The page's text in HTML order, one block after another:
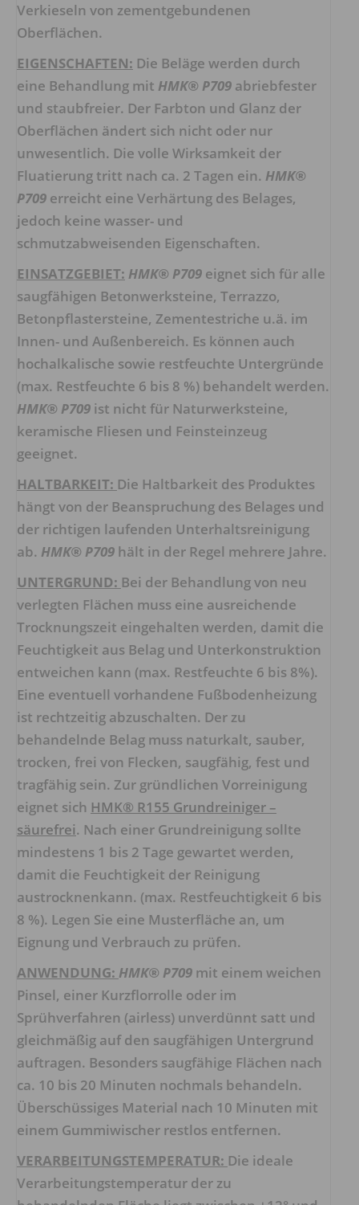
Verkieseln von zementgebundenen
Oberflächen.
EIGENSCHAFTEN: Die Beläge werden durch
eine Behandlung mit HMK® P709 abriebfester
und staubfreier. Der Farbton und Glanz der
Oberflächen ändert sich nicht oder nur
unwesentlich. Die volle Wirksamkeit der
Fluatierung tritt nach ca. 2 Tagen ein. HMK®
P709 erreicht eine Verhärtung des Belages,
jedoch keine wasser- und
schmutzabweisenden Eigenschaften.
EINSATZGEBIET: HMK® P709 eignet sich für alle
saugfähigen Betonwerksteine, Terrazzo,
Betonpflastersteine, Zementestriche u.ä. im
Innen- und Außenbereich. Es können auch
hochalkalische sowie restfeuchte Untergründe
(max. Restfeuchte 6 bis 8 %) behandelt werden.
HMK® P709 ist nicht für Naturwerksteine,
keramische Fliesen und Feinsteinzeug
geeignet.
HALTBARKEIT: Die Haltbarkeit des Produktes
hängt von der Beanspruchung des Belages und
der richtigen laufenden Unterhaltsreinigung
ab. HMK® P709 hält in der Regel mehrere Jahre.
UNTERGRUND: Bei der Behandlung von neu
verlegten Flächen muss eine ausreichende
Trocknungszeit eingehalten werden, damit die
Feuchtigkeit aus Belag und Unterkonstruktion
entweichen kann (max. Restfeuchte 6 bis 8%).
Eine eventuell vorhandene Fußbodenheizung
ist rechtzeitig abzuschalten. Der zu
behandelnde Belag muss naturkalt, sauber,
trocken, frei von Flecken, saugfähig, fest und
tragfähig sein. Zur gründlichen Vorreinigung
eignet sich HMK® R155 Grundreiniger –
säurefrei. Nach einer Grundreinigung sollte
mindestens 1 bis 2 Tage gewartet werden,
damit die Feuchtigkeit der Reinigung
austrocknenkann. (max. Restfeuchtigkeit 6 bis
8 %). Legen Sie eine Musterfläche an, um
Eignung und Verbrauch zu prüfen.
ANWENDUNG: HMK® P709 mit einem weichen
Pinsel, einer Kurzflorrolle oder im
Sprühverfahren (airless) unverdünnt satt und
gleichmäßig auf den saugfähigen Untergrund
auftragen. Besonders saugfähige Flächen nach
ca. 10 bis 20 Minuten nochmals behandeln.
Überschüssiges Material nach 10 Minuten mit
einem Gummiwischer restlos entfernen.
VERARBEITUNGSTEMPERATUR: Die ideale
Verarbeitungstemperatur der zu